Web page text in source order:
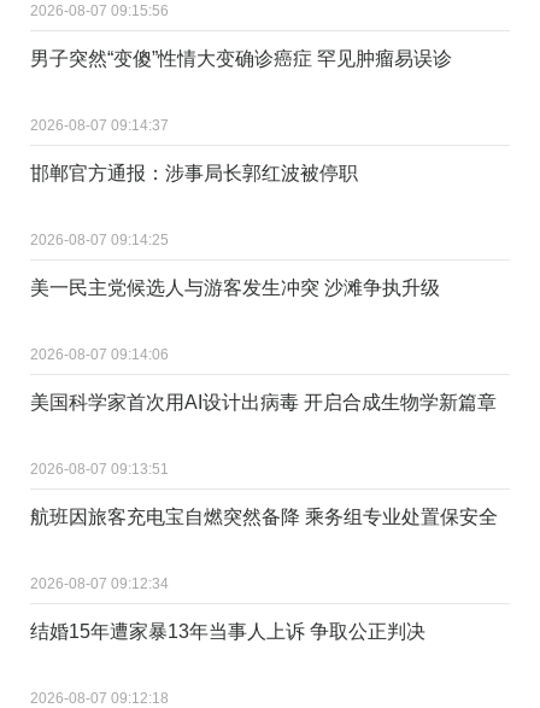
2026-08-07 09:15:56
男子突然“变傻”性情大变确诊癌症 罕见肿瘤易误诊
2026-08-07 09:14:37
邯郸官方通报：涉事局长郭红波被停职
2026-08-07 09:14:25
美一民主党候选人与游客发生冲突 沙滩争执升级
2026-08-07 09:14:06
美国科学家首次用AI设计出病毒 开启合成生物学新篇章
2026-08-07 09:13:51
航班因旅客充电宝自燃突然备降 乘务组专业处置保安全
2026-08-07 09:12:34
结婚15年遭家暴13年当事人上诉 争取公正判决
2026-08-07 09:12:18